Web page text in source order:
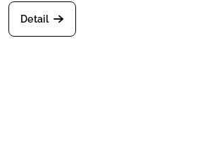
Detail